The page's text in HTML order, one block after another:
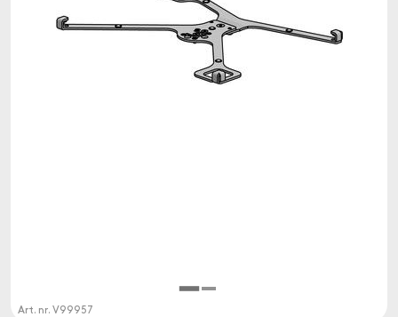
Art. nr. V99957